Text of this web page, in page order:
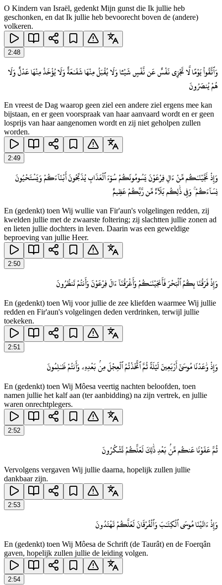
O Kindern van Israël, gedenkt Mijn gunst die Ik jullie heb
geschonken, en dat Ik jullie heb bevoorecht boven de (andere)
volkeren.
2:48
وَٱتَّقُوا۟ يَوْمًا لَّا تَجْزِى نَفْسٌ عَن نَّفْسٍ شَيْـًٔا وَلَا يُقْبَلُ مِنْهَا شَفَـٰعَةٌ وَلَا يُؤْخَذُ مِنْهَا عَدْلٌ وَلَا
هُمْ يُنصَرُونَ
En vreest de Dag waarop geen ziel een andere ziel ergens mee kan
bijstaan, en er geen voorspraak van haar aanvaard wordt en er geen
losprijs van haar aangenomen wordt en zij niet geholpen zullen
worden.
2:49
وَإِذْ نَجَّيْنَـٰكُم مِّنْ ءَالِ فِرْعَوْنَ يَسُومُونَكُمْ سُوٓءَ ٱلْعَذَابِ يُذَبِّحُونَ أَبْنَآءَكُمْ وَيَسْتَحْيُونَ
نِسَآءَكُمْ ۚ وَفِى ذَٰلِكُم بَلَآءٌ مِّن رَّبِّكُمْ عَظِيمٌ
En (gedenkt) toen Wij wullie van Fir'aun's volgelingen redden, zij
kwelden jullie met de zwaarste foltering; zij slachtten jullie zonen ad
en lieten jullie dochters in leven. Daarin was een geweldige
beproeving van jullie Heer.
2:50
وَإِذْ فَرَقْنَا بِكُمُ ٱلْبَحْرَ فَأَنجَيْنَـٰكُمْ وَأَغْرَقْنَآ ءَالَ فِرْعَوْنَ وَأَنتُمْ تَنظُرُونَ
En (gedenkt) toen Wij voor jullie de zee kliefden waarmee Wij jullie
redden en Fir'aun's volgelingen deden verdrinken, terwijl jullie
toekeken.
2:51
وَإِذْ وَٰعَدْنَا مُوسَىٰٓ أَرْبَعِينَ لَيْلَةً ثُمَّ ٱتَّخَذْتُمُ ٱلْعِجْلَ مِنۢ بَعْدِهِۦ وَأَنتُمْ ظَـٰلِمُونَ
En (gedenkt) toen Wij Môesa veertig nachten beloofden, toen
namen jullie het kalf aan (ter aanbidding) na zijn vertrek, en jullie
waren onrechtplegers.
2:52
ثُمَّ عَفَوْنَا عَنكُم مِّنۢ بَعْدِ ذَٰلِكَ لَعَلَّكُمْ تَشْكُرُونَ
Vervolgens vergaven Wij jullie daarna, hopelijk zullen jullie
dankbaar zijn.
2:53
وَإِذْ ءَاتَيْنَا مُوسَى ٱلْكِتَـٰبَ وَٱلْفُرْقَانَ لَعَلَّكُمْ تَهْتَدُونَ
En (gedenkt) toen Wij Môesa de Schrift (de Taurât) en de Foerqân
gaven, hopelijk zullen jullie de leiding volgen.
2:54